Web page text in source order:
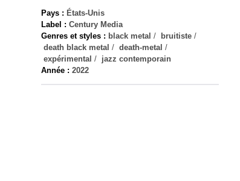
Pays : États-Unis
Label : Century Media
Genres et styles : black metal / bruitiste /
death black metal / death-metal /
expérimental / jazz contemporain
Année : 2022